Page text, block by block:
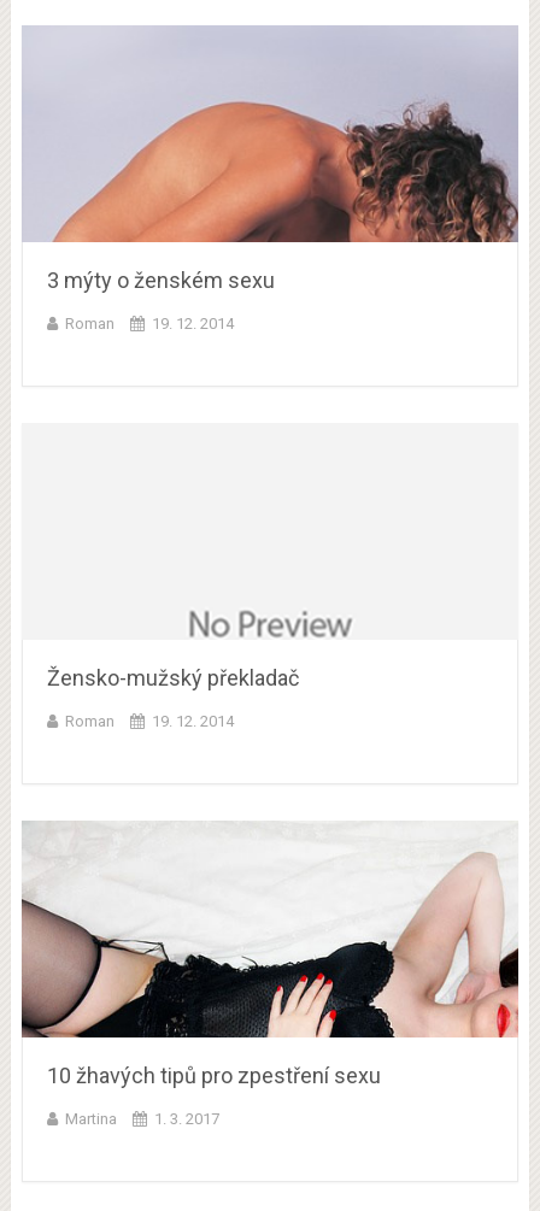
3 mýty o ženském sexu
Roman 19. 12. 2014
Žensko-mužský překladač
Roman 19. 12. 2014
10 žhavých tipů pro zpestření sexu
Martina 1. 3. 2017